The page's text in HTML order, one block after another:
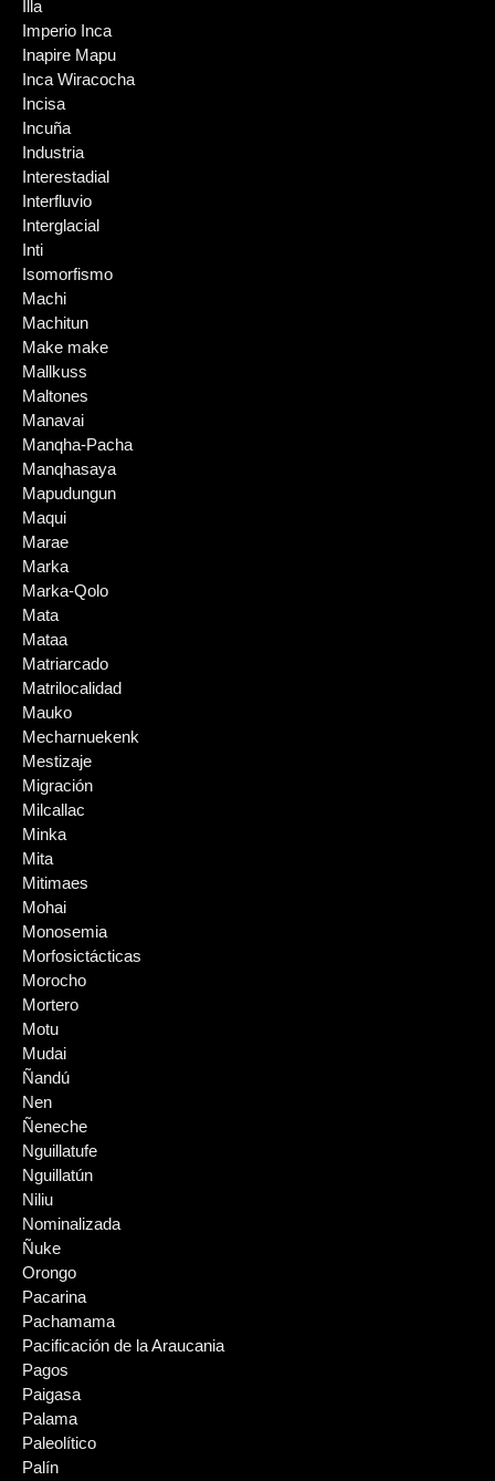
Illa
Imperio Inca
Inapire Mapu
Inca Wiracocha
Incisa
Incuña
Industria
Interestadial
Interfluvio
Interglacial
Inti
Isomorfismo
Machi
Machitun
Make make
Mallkuss
Maltones
Manavai
Manqha-Pacha
Manqhasaya
Mapudungun
Maqui
Marae
Marka
Marka-Qolo
Mata
Mataa
Matriarcado
Matrilocalidad
Mauko
Mecharnuekenk
Mestizaje
Migración
Milcallac
Minka
Mita
Mitimaes
Mohai
Monosemia
Morfosictácticas
Morocho
Mortero
Motu
Mudai
Ñandú
Nen
Ñeneche
Nguillatufe
Nguillatún
Niliu
Nominalizada
Ñuke
Orongo
Pacarina
Pachamama
Pacificación de la Araucania
Pagos
Paigasa
Palama
Paleolítico
Palín